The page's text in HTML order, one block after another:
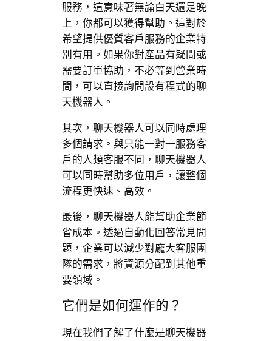
服務，這意味著無論白天還是晚
上，你都可以獲得幫助。這對於
希望提供優質客戶服務的企業特
別有用。如果你對產品有疑問或
需要訂單協助，不必等到營業時
間，可以直接詢問設有程式的聊
天機器人。
其次，聊天機器人可以同時處理
多個請求。與只能一對一服務客
戶的人類客服不同，聊天機器人
可以同時幫助多位用戶，讓整個
流程更快速、高效。
最後，聊天機器人能幫助企業節
省成本。透過自動化回答常見問
題，企業可以減少對龐大客服團
隊的需求，將資源分配到其他重
要領域。
它們是如何運作的？
現在我們了解了什麼是聊天機器